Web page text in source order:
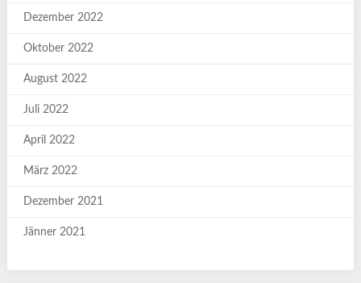
Dezember 2022
Oktober 2022
August 2022
Juli 2022
April 2022
März 2022
Dezember 2021
Jänner 2021